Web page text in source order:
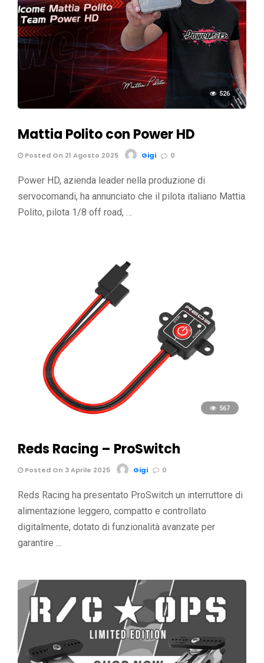
526
Mattia Polito con Power HD
Posted On 21 Agosto 2025 Gigi 0
Power HD, azienda leader nella produzione di
servocomandi, ha annunciato che il pilota italiano Mattia
Polito, pilota 1/8 off road, …
567
Reds Racing – ProSwitch
Posted On 3 Aprile 2025 Gigi 0
Reds Racing ha presentato ProSwitch un interruttore di
alimentazione leggero, compatto e controllato
digitalmente, dotato di funzionalità avanzate per
garantire …